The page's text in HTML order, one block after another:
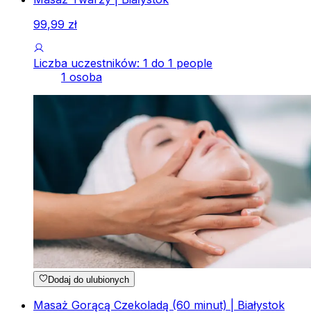
99,99 zł
Liczba uczestników: 1 do 1 people
1 osoba
Dodaj do ulubionych
Masaż Gorącą Czekoladą (60 minut) | Białystok